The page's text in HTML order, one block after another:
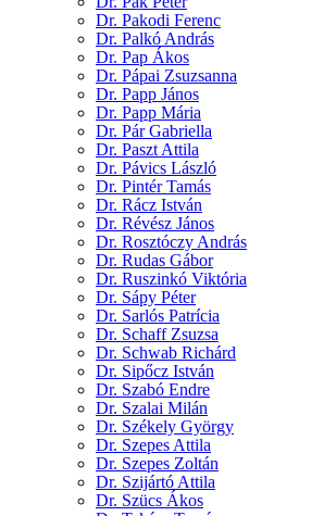
Dr. Pakodi Ferenc
Dr. Palkó András
Dr. Pap Ákos
Dr. Pápai Zsuzsanna
Dr. Papp János
Dr. Papp Mária
Dr. Pár Gabriella
Dr. Paszt Attila
Dr. Pávics László
Dr. Pintér Tamás
Dr. Rácz István
Dr. Révész János
Dr. Rosztóczy András
Dr. Rudas Gábor
Dr. Ruszinkó Viktória
Dr. Sápy Péter
Dr. Sarlós Patrícia
Dr. Schaff Zsuzsa
Dr. Schwab Richárd
Dr. Sipőcz István
Dr. Szabó Endre
Dr. Szalai Milán
Dr. Székely György
Dr. Szepes Attila
Dr. Szepes Zoltán
Dr. Szijártó Attila
Dr. Szücs Ákos